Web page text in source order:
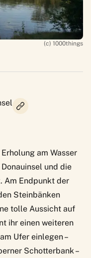
(c) 1000things
am Wasser
und die
Am Endpunkt der
Steinbänken
tolle Aussicht auf
ihr einen weiteren
Ufer einlegen –
Schotterbank –